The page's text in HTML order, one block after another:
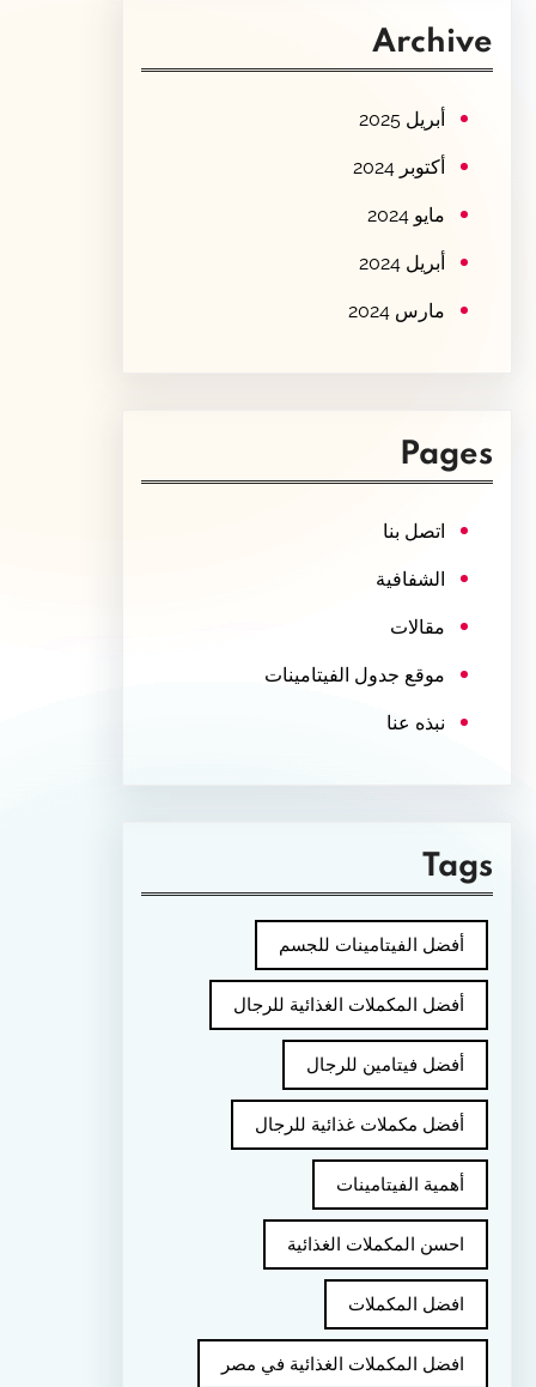
c
Archive
أبريل 2025
أكتوبر 2024
مايو 2024
أبريل 2024
مارس 2024
Pages
اتصل بنا
الشفافية
مقالات
موقع جدول الفيتامينات
نبذه عنا
Tags
أفضل الفيتامينات للجسم
أفضل المكملات الغذائية للرجال
أفضل فيتامين للرجال
أفضل مكملات غذائية للرجال
أهمية الفيتامينات
احسن المكملات الغذائية
افضل المكملات
افضل المكملات الغذائية في مصر